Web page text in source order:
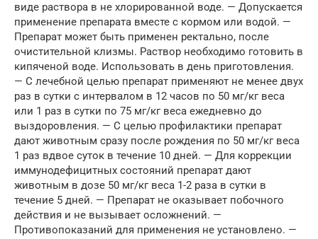
виде раствора в не хлорированной воде. — Допускается
применение препарата вместе с кормом или водой. —
Препарат может быть применен ректально, после
очистительной клизмы. Раствор необходимо готовить в
кипяченой воде. Использовать в день приготовления.
— С лечебной целью препарат применяют не менее двух
раз в сутки с интервалом в 12 часов по 50 мг/кг веса
или 1 раз в сутки по 75 мг/кг веса ежедневно до
выздоровления. — С целью профилактики препарат
дают животным сразу после рождения по 50 мг/кг веса
1 раз вдвое суток в течение 10 дней. — Для коррекции
иммунодефицитных состояний препарат дают
животным в дозе 50 мг/кг веса 1-2 раза в сутки в
течение 5 дней. — Препарат не оказывает побочного
действия и не вызывает осложнений. —
Противопоказаний для применения не установлено. —